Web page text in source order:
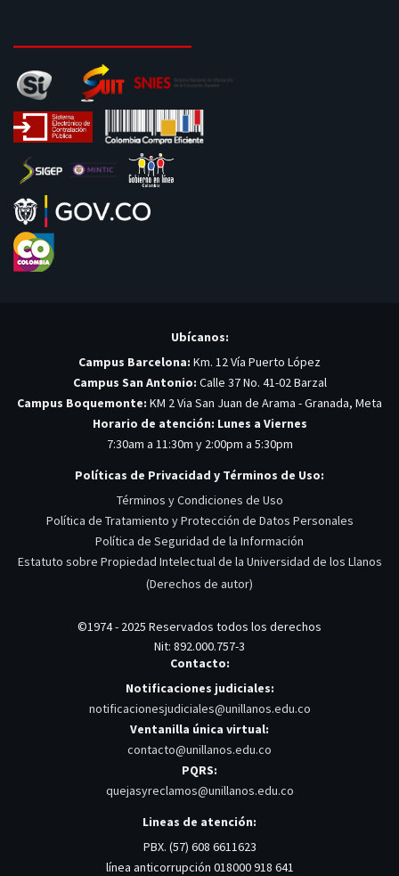
Ubícanos:
Campus Barcelona: Km. 12 Vía Puerto López
Campus San Antonio: Calle 37 No. 41-02 Barzal
Campus Boquemonte: KM 2 Via San Juan de Arama - Granada, Meta
Horario de atención: Lunes a Viernes
7:30am a 11:30m y 2:00pm a 5:30pm
Políticas de Privacidad y Términos de Uso:
Términos y Condiciones de Uso
Política de Tratamiento y Protección de Datos Personales
Política de Seguridad de la Información
Estatuto sobre Propiedad Intelectual de la Universidad de los Llanos
(Derechos de autor)
©1974 - 2025 Reservados todos los derechos
Nit: 892.000.757-3
Contacto:
Notificaciones judiciales:
notificacionesjudiciales@unillanos.edu.co
Ventanilla única virtual:
contacto@unillanos.edu.co
PQRS:
quejasyreclamos@unillanos.edu.co
Lineas de atención:
PBX. (57) 608 6611623
línea anticorrupción 018000 918 641